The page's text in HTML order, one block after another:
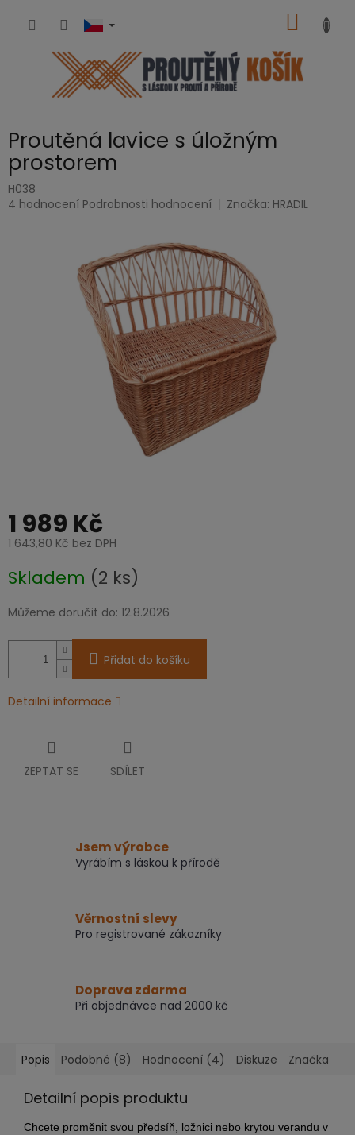
KOŠÍK
Proutěná lavice s úložným
prostorem
H038
Průměrné
4 hodnocení Podrobnosti hodnocení Značka: HRADIL
1 989 Kč
1 643,80 Kč bez DPH
cena:
Skladem (2 ks)
Můžeme doručit do: 12.8.2026
Přidat do košíku
Detailní informace
ZEPTAT SE SDÍLET
Jsem výrobce
Vyrábím s láskou k přírodě
Věrnostní slevy
Pro registrované zákazníky
Doprava zdarma
Při objednávce nad 2000 kč
Popis Podobné (8) Hodnocení (4) Diskuze Značka
Detailní popis produktu
Chcete proměnit svou předsíň, ložnici nebo krytou verandu v